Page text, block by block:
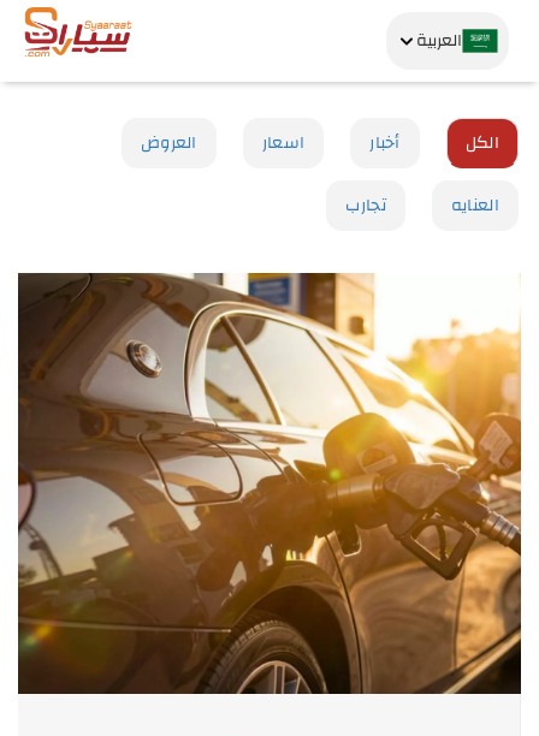
العربية
الكل أخبار اسعار
العروض
العنايه
تجارب